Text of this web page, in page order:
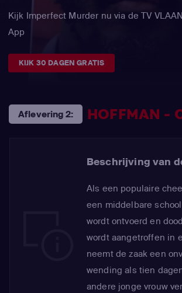
Kijk Imperfect Murder nu via de TV
App
KIJK 30 DAGEN GRATIS
Aflevering 2: HOFFMAN -
Beschrijving van
Als een populaire
een middelbare
wordt ontvoerd en
wordt aangetroffen in
neemt de zaak een
wending als tien
andere jonge vrouw